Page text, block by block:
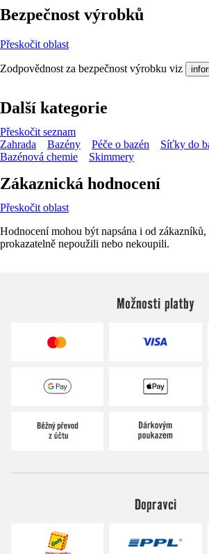
Bezpečnost výrobků
Přeskočit oblast
Zodpovědnost za bezpečnost výrobku viz
Další kategorie
Přeskočit seznam
Zahrada
Bazény Péče o bazén
Síťky do
Bazénová chemie
Skimmery
Zákaznická hodnocení
Přeskočit oblast
Hodnocení mohou být napsána i od
prokazatelně nepoužili nebo nekoupili.
Možnosti platby
Dopravci